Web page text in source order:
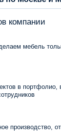
компании
мебель
в портфолио,
производство,